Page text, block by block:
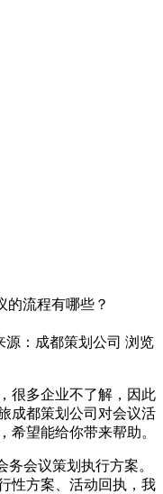
的流程有哪些？
源：成都策划公司 浏览
多企业不了解，因此
成都策划公司对会议活
希望能给你带来帮助。
会议策划执行方案。
性方案、活动回执，我